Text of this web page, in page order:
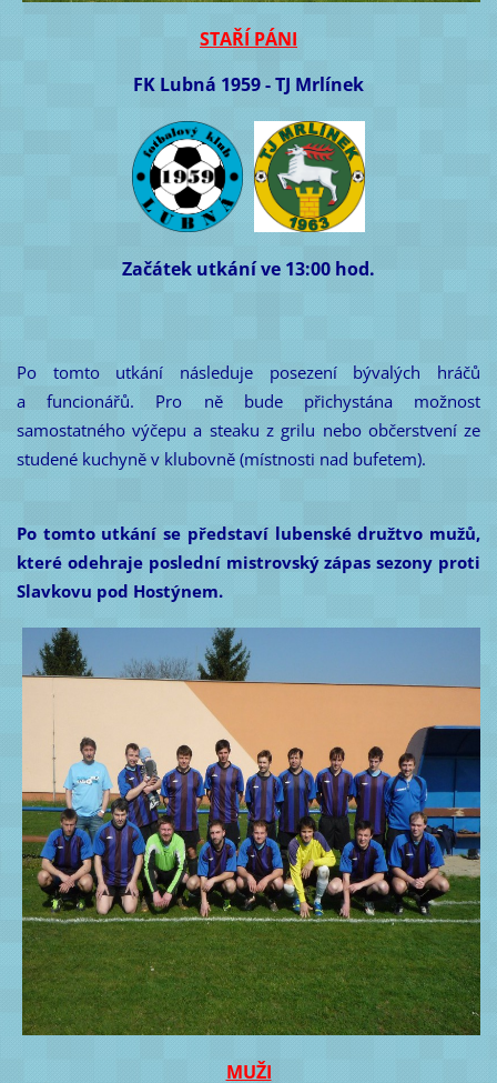
STAŘÍ PÁNI
FK Lubná 1959 - TJ Mrlínek
Začátek utkání ve 13:00 hod.
Po tomto utkání následuje posezení bývalých hráčů
a funcionářů. Pro ně bude přichystána možnost
samostatného výčepu a steaku z grilu nebo občerstvení ze
studené kuchyně v klubovně (místnosti nad bufetem).
Po tomto utkání se představí lubenské družtvo mužů,
které odehraje poslední mistrovský zápas sezony proti
Slavkovu pod Hostýnem.
MUŽI